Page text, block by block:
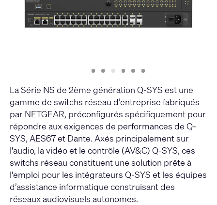
Slide
1 Slide
2 Slide
3 Slide
4 Slide
5 Slide
6
La Série NS de 2ème génération Q-SYS est une
gamme de switchs réseau d’entreprise fabriqués
par NETGEAR, préconfigurés spécifiquement pour
répondre aux exigences de performances de Q-
SYS, AES67 et Dante. Axés principalement sur
l'audio, la vidéo et le contrôle (AV&C) Q-SYS, ces
switchs réseau constituent une solution prête à
l'emploi pour les intégrateurs Q-SYS et les équipes
d’assistance informatique construisant des
réseaux audiovisuels autonomes.